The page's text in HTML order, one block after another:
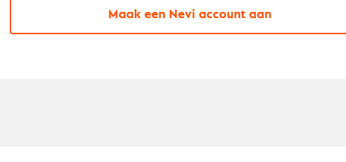
Maak een Nevi account aan